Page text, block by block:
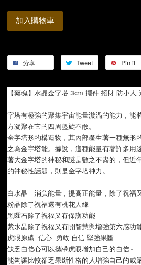
加入購物車
分享 Tweet Pin it
【藥魂】水晶金字塔 3cm 擺件 招財 防小
字塔有極強的聚集宇宙能量漩渦的能力，能
方凝聚在它的四周盤旋不散。
金字塔形的構造物，其內部產生著一種無形
之為金宇塔能。據說，這種能量有著許多用
著大金字塔的神秘和謎是數之不盡的，但近
的神秘性話題，則是金字塔神力。
白水晶：消負能量，提高正能量，除了祝福
粉晶除了祝福還有桃花人緣
黑曜石除了祝福又有保護功能
紫水晶除了祝福又有開智慧與增強第六感功
虎眼原礦  信心  勇敢 自信 堅強果斷
缺乏自信心可以攜帶虎眼增加自己的自信~
能夠讓比較卻乏果斷性格的人增強自己的威